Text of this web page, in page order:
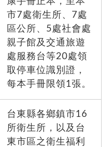
市7處衛生所、7處
區公所、5處社會處
親子館及交通旅遊
處服務台等20處領
取停車位識別證，
每本手冊限領1張。
台東縣各鄉鎮市16
所衛生所，以及台
東市區之衛生福利